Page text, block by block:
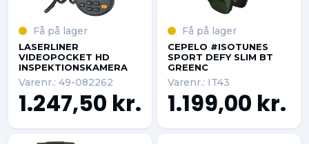
Få på lager
LASERLINER
VIDEOPOCKET HD
INSPEKTIONSKAMERA
Varenr.: 49-082262
1.247,50 kr.
Få på lager
CEPELO #ISOTUNES
SPORT DEFY SLIM BT
GREENC
Varenr.: IT43
1.199,00 kr.